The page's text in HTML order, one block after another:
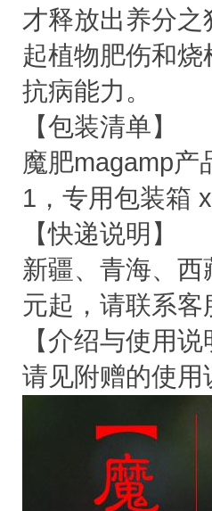
才释放出养分
起植物肥伤和
抗病能力。
【包装清单】
魔肥magamp产
1，专用包装箱 x
【快递说明】
新疆、青海、
元起，请联系客
【介绍与使用说
请见附赠的使用